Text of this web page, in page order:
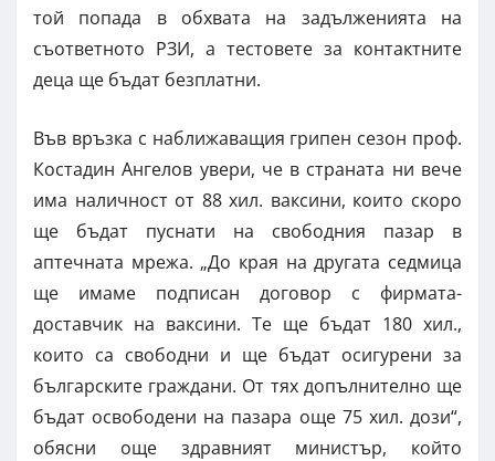
той попада в обхвата на задълженията на
съответното РЗИ, а тестовете за контактните
деца ще бъдат безплатни.
Във връзка с наближаващия грипен сезон проф.
Костадин Ангелов увери, че в страната ни вече
има наличност от 88 хил. ваксини, които скоро
ще бъдат пуснати на свободния пазар в
аптечната мрежа. „До края на другата седмица
ще имаме подписан договор с фирмата-
доставчик на ваксини. Те ще бъдат 180 хил.,
които са свободни и ще бъдат осигурени за
българските граждани. От тях допълнително ще
бъдат освободени на пазара още 75 хил. дози“,
обясни още здравният министър, който